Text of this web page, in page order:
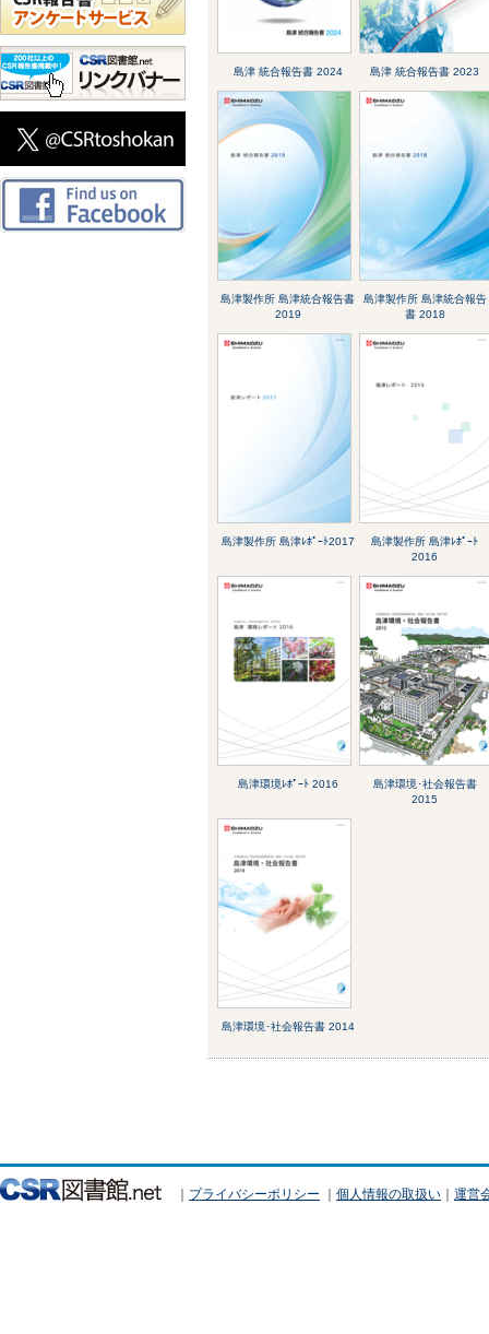
島津 統合報告書 2024 島津 統合報告書 2023
島津製作所 島津統合報告書
2019
島津製作所 島津統合報告
書 2018
島津製作所 島津ﾚﾎﾟｰﾄ2017
島津製作所 島津ﾚﾎﾟｰﾄ
2016
島津環境ﾚﾎﾟｰﾄ 2016
島津環境･社会報告書
2015
島津環境･社会報告書 2014
｜ プライバシーポリシー ｜ 個人情報の取扱い ｜ 運営